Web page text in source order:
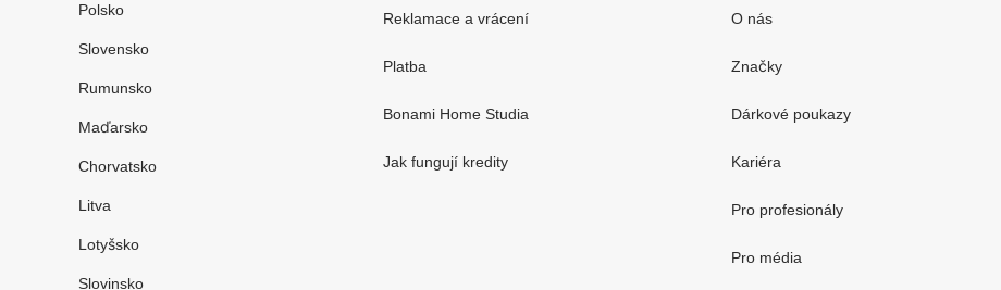
Polsko
Slovensko
Rumunsko
Maďarsko
Chorvatsko
Litva
Lotyšsko
Slovinsko
Reklamace a vrácení
Platba
Bonami Home Studia
Jak fungují kredity
O nás
Značky
Dárkové poukazy
Kariéra
Pro profesionály
Pro média